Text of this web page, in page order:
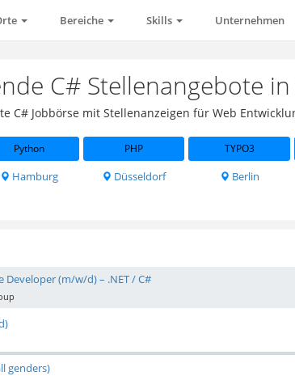
Bereiche Skills Unternehmen
C# Stellenangebote
C# Jobbörse mit Stellenanzeigen für Web
Python PHP TYPO3
Hamburg Düsseldorf Berlin
Developer (m/w/d) – .NET / C#
genders)